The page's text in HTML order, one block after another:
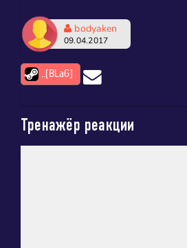
bodyaken
09.04.2017
..[BLaG]
Тренажёр реакции